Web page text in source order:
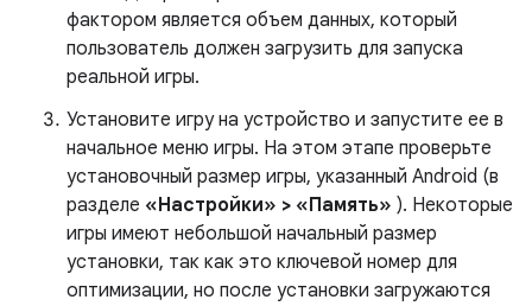
фактором является объем данных, который
пользователь должен загрузить для запуска
реальной игры.
Установите игру на устройство и запустите ее в
начальное меню игры. На этом этапе проверьте
установочный размер игры, указанный Android (в
разделе «Настройки» > «Память» ). Некоторые
игры имеют небольшой начальный размер
установки, так как это ключевой номер для
оптимизации, но после установки загружаются